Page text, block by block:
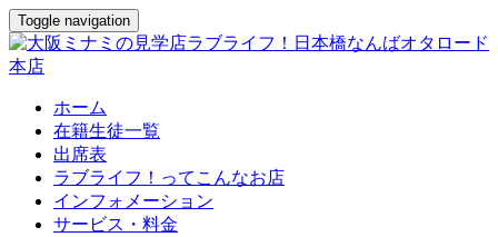
Toggle navigation
ホーム
在籍生徒一覧
出席表
ラブライフ！ってこんなお店
インフォメーション
サービス・料金